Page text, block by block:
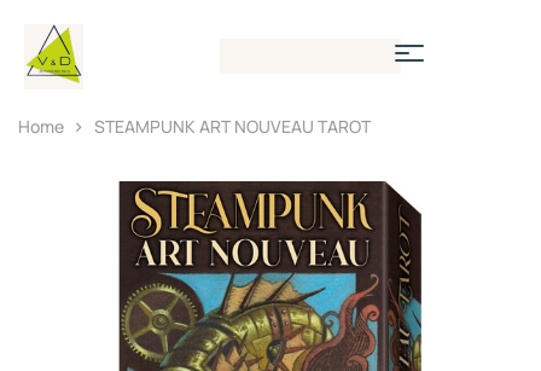
Home STEAMPUNK ART NOUVEAU TAROT